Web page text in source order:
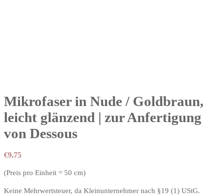
Mikrofaser in Nude / Goldbraun,
leicht glänzend | zur Anfertigung
von Dessous
€9,75
(Preis pro Einheit = 50 cm)
Keine Mehrwertsteuer, da Kleinunternehmer nach §19 (1) UStG.